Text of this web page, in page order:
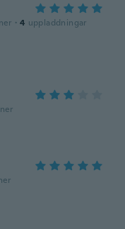
· 4 uppladdningar